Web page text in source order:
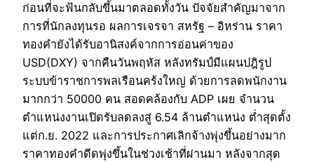
ก่อนที่จะฟ้นกลับขึ้นมาตลอดทั้งวัน ปัจจัยสำคัญมาจาก
การที่นักลงทุนรอ ผลการเจรจา สหรัฐ – อิหร่าน ราคา
ทองคำยังได้รับอานิสงค์จากการอ่อนค่าของ
USD(DXY) จากคืนวันพฤหัส หลังทรัมป์มีแผนปฎิรูป
ระบบข้าราชการพลเรือนคร้งใหญ่ ด้วยการลดพนักงาน
มากกว่า 50000 คน สอดคล้องกับ ADP เผย จำนวน
ตำแหน่งงานเปิดรับลดลงสู่ 6.54 ล้านตำแหน่ง ต่ำสุดตั้ง
แต่ก.ย. 2022 และการประกาศเลิกจ้างพุ่งขึ้นอย่างมาก
ราคาทองคำดีดพุ่งขึ้นในช่วงเช้าที่ผ่านมา หลังจากสุด